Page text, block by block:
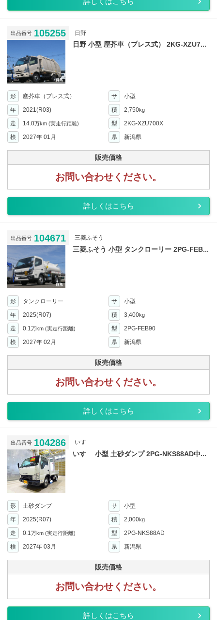
出品番号 105255 日野
日野 小型 塵芥車（プレス式） 2KG-XZU7...
形 塵芥車（プレス式） サ
小型
年
2021(R03) 積 2,750kg
走 14.0万km (実走行距離) 型
2KG-XZU700X
検
2027年 01月 県 新潟県
販売価格
お問い合わせください。
詳しくはこちら
出品番号 104671 三菱ふそう
三菱ふそう 小型 タンクローリー 2PG-FEB...
形 タンクローリー サ
小型
年
2025(R07) 積 3,400kg
走 0.1 万km (実走行距離) 型
2PG-FEB90
検
2027年 02月 県 新潟県
販売価格
お問い合わせください。
詳しくはこちら
出品番号 104286 いすゞ
いすゞ 小型 土砂ダンプ 2PG-NKS88AD中...
形 土砂ダンプ サ
小型
年
2025(R07) 積 2,000kg
走 0.1 万km (実走行距離) 型
2PG-NKS88AD
検
2027年 03月 県 新潟県
販売価格
お問い合わせください。
詳しくはこちら